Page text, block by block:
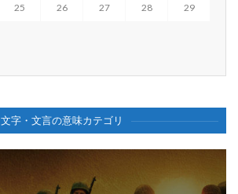
25 26 27 28 29
文字・文言の意味カテゴリ